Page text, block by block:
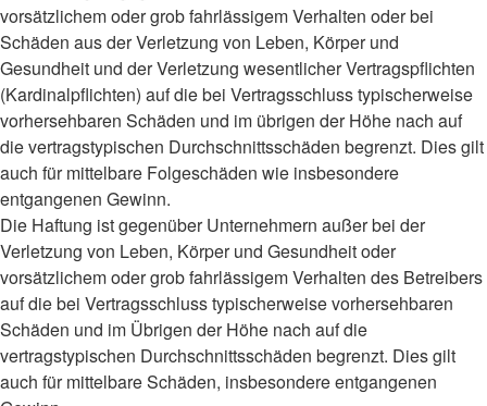
vorsätzlichem oder grob fahrlässigem Verhalten oder bei
Schäden aus der Verletzung von Leben, Körper und
Gesundheit und der Verletzung wesentlicher Vertragspflichten
(Kardinalpflichten) auf die bei Vertragsschluss typischerweise
vorhersehbaren Schäden und im übrigen der Höhe nach auf
die vertragstypischen Durchschnittsschäden begrenzt. Dies gilt
auch für mittelbare Folgeschäden wie insbesondere
entgangenen Gewinn.
Die Haftung ist gegenüber Unternehmern außer bei der
Verletzung von Leben, Körper und Gesundheit oder
vorsätzlichem oder grob fahrlässigem Verhalten des Betreibers
auf die bei Vertragsschluss typischerweise vorhersehbaren
Schäden und im Übrigen der Höhe nach auf die
vertragstypischen Durchschnittsschäden begrenzt. Dies gilt
auch für mittelbare Schäden, insbesondere entgangenen